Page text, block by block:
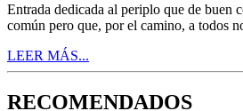
Entrada dedicada al periplo que de buen
común pero que, por el camino, a todos
LEER MÁS...
RECOMENDADOS